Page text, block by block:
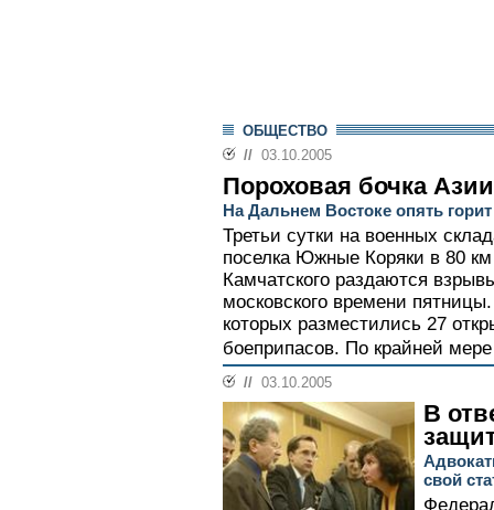
ОБЩЕСТВО
// 03.10.2005
Пороховая бочка Азии
На Дальнем Востоке опять
Третьи сутки на военных
поселка Южные Коряки в 80 км
Камчатского раздаются
московского времени
которых разместились 27
боеприпасов. По крайней
// 03.10.2005
В
свой